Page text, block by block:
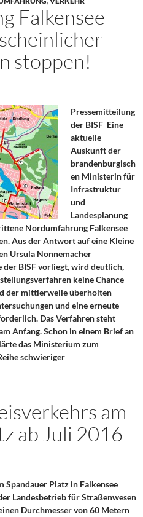
Falkensee
–
stoppen!
Pressemitteilung
der BISF Eine
aktuelle
Auskunft der
brandenburgisch
en Ministerin für
Infrastruktur
und
Landesplanung
Nordumfahrung Falkensee
Aus der Antwort auf eine Kleine
Ursula Nonnemacher
der BISF vorliegt, wird deutlich,
keine Chance
der mittlerweile überholten
und eine erneute
Das Verfahren steht
Anfang. Schon in einem Brief an
das Ministerium zum
schwieriger
am
ab Juli 2016
Spandauer Platz in Falkensee
Landesbetrieb für Straßenwesen
Durchmesser von 60 Metern